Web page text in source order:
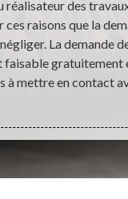
réalisateur des
ces raisons que la
La demande
faisable gratuitement
à mettre en contact